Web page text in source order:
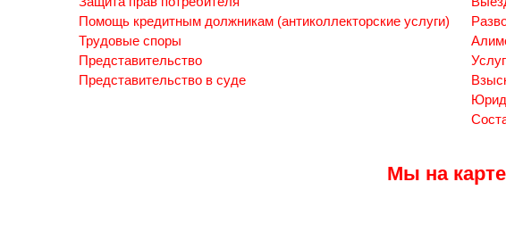
Помощь кредитным должникам (антиколлекторские услуги)
Трудовые споры
Представительство
Представительство в суде
Мы на карте